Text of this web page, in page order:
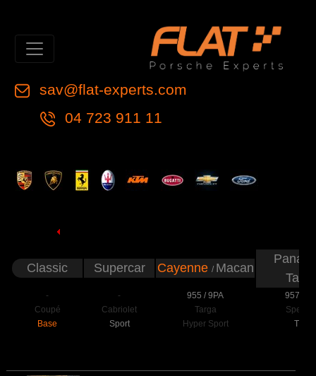
sav@flat-experts.com
04 723 911 11
Classic Supercar Cayenne / Macan
- - 955 / 9PA
957 /
Coupé
Cabriolet Targa
Base
Sport Hyper Sport